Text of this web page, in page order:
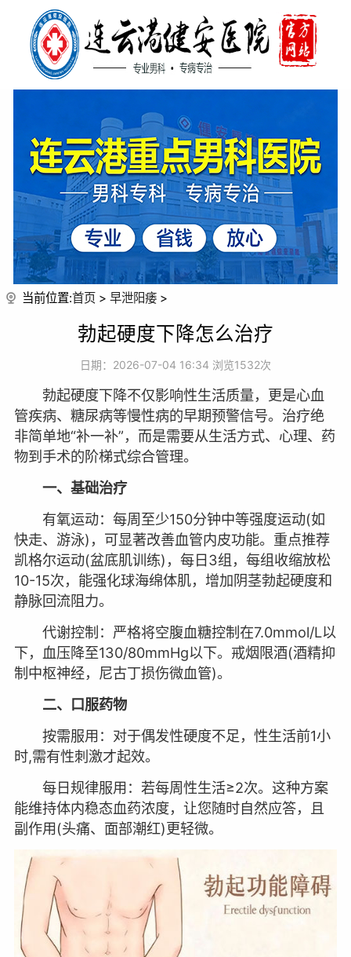
当前位置:首页 > 早泄阳痿 >
勃起硬度下降怎么治疗
日期：2026-07-04 16:34 浏览1532次
勃起硬度下降不仅影响性生活质量，更是心血
管疾病、糖尿病等慢性病的早期预警信号。治疗绝
非简单地“补一补”，而是需要从生活方式、心理、药
物到手术的阶梯式综合管理。
一、基础治疗
有氧运动：每周至少150分钟中等强度运动(如
快走、游泳)，可显著改善血管内皮功能。重点推荐
凯格尔运动(盆底肌训练)，每日3组，每组收缩放松
10-15次，能强化球海绵体肌，增加阴茎勃起硬度和
静脉回流阻力。
代谢控制：严格将空腹血糖控制在7.0mmol/L以
下，血压降至130/80mmHg以下。戒烟限酒(酒精抑
制中枢神经，尼古丁损伤微血管)。
二、口服药物
按需服用：对于偶发性硬度不足，性生活前1小
时,需有性刺激才起效。
每日规律服用：若每周性生活≥2次。这种方案
能维持体内稳态血药浓度，让您随时自然应答，且
副作用(头痛、面部潮红)更轻微。